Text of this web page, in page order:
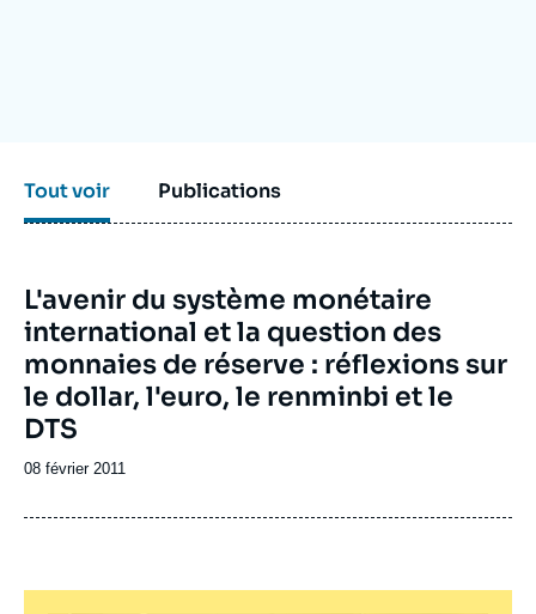
Tout voir Publications
Image
de
couverture
la
publication
L'avenir du système monétaire
international et la question des
monnaies de réserve : réflexions sur
le dollar, l'euro, le renminbi et le
DTS
Date
publication
08 février 2011